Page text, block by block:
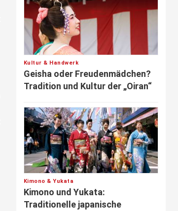
Kultur & Handwerk
Geisha oder Freudenmädchen?
Tradition und Kultur der „Oiran“
Kimono & Yukata
Kimono und Yukata:
Traditionelle japanische